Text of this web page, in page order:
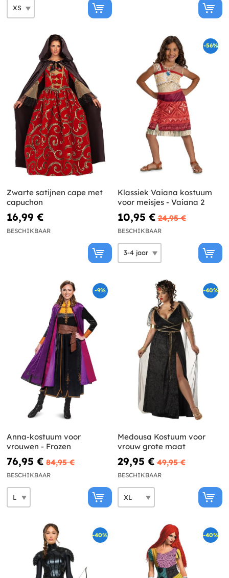
Zwarte satijnen cape met
capuchon
16,99 €
BESCHIKBAAR
-56%
Klassiek Vaiana kostuum
voor meisjes - Vaiana 2
10,95 € 24,95 €
BESCHIKBAAR
-9%
Anna-kostuum voor
vrouwen - Frozen
76,95 € 84,95 €
BESCHIKBAAR
-40%
Medousa Kostuum voor
vrouw grote maat
29,95 € 49,95 €
BESCHIKBAAR
-40% -40%